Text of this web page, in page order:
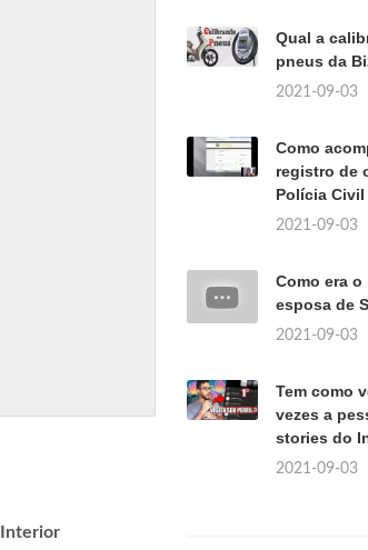
Interior
Qual a
pneus da
2021-09-03
Como
registro de
Polícia Civil
2021-09-03
Como era o
esposa de
2021-09-03
Tem como
vezes a
stories do
2021-09-03